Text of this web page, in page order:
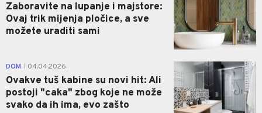
Zaboravite na lupanje i majstore:
Ovaj trik mijenja pločice, a sve
možete uraditi sami
DOM 04.04.2026.
Ovakve tuš kabine su novi hit: Ali
postoji "caka" zbog koje ne može
svako da ih ima, evo zašto
0